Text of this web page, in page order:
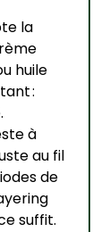
la
huile
:
à
au fil
de
suffit.